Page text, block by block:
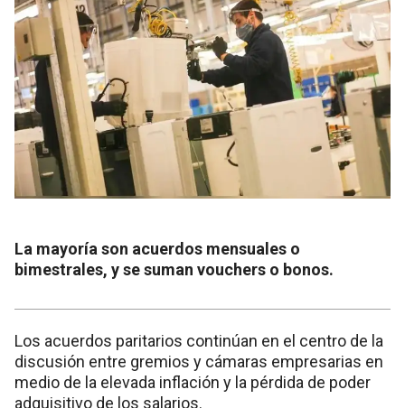
La mayoría son acuerdos mensuales o
bimestrales, y se suman vouchers o bonos.
Los acuerdos paritarios continúan en el centro de la
discusión entre gremios y cámaras empresarias en
medio de la elevada inflación y la pérdida de poder
adquisitivo de los salarios.